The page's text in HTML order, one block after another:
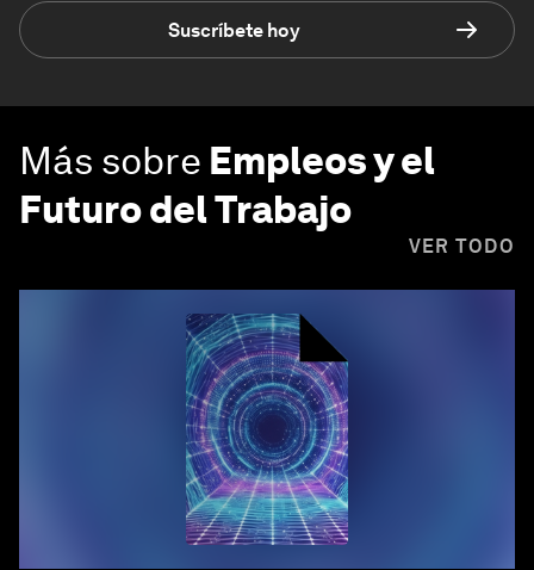
Suscríbete hoy
Más sobre Empleos y el
Futuro del Trabajo
VER TODO